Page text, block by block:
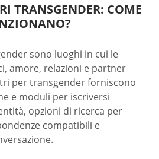
TRANSGENDER: COME
sono luoghi in cui le
amore, relazioni e partner
per transgender forniscono
e moduli per iscriversi
opzioni di ricerca per
compatibili e